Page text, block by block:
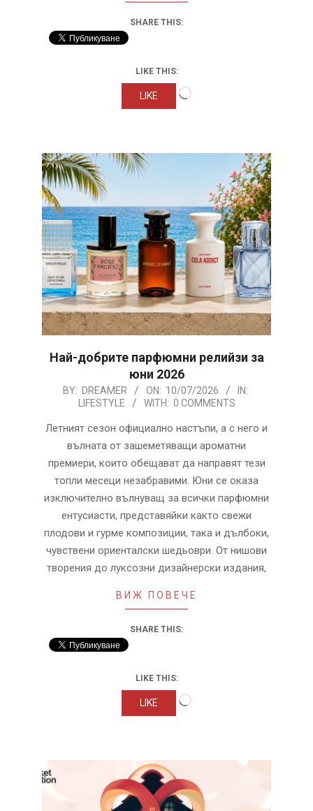
SHARE THIS:
LIKE THIS:
LIKE
Най-добрите парфюмни релийзи за
юни 2026
2026-
10
BY: DREAMER ON: 10/07/2026
IN:
LIFESTYLE
WITH: 0 COMMENTS
Летният сезон официално настъпи, а с него и
вълната от зашеметяващи ароматни
премиери, които обещават да направят тези
топли месеци незабравими. Юни се оказа
изключително вълнуващ за всички парфюмни
ентусиасти, представяйки както свежи
плодови и гурме композиции, така и дълбоки,
чувствени ориенталски шедьоври. От нишови
творения до луксозни дизайнерски издания,
ВИЖ ПОВЕЧЕ
SHARE THIS:
LIKE THIS:
LIKE